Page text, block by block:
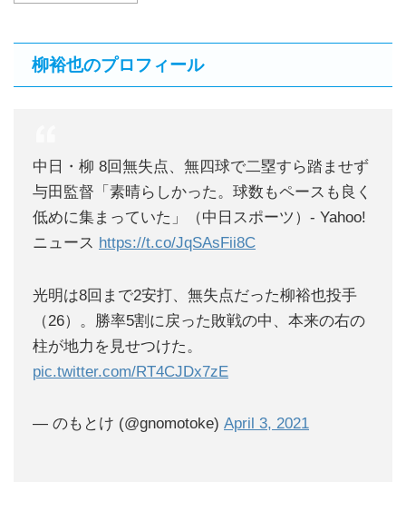
柳裕也のプロフィール
中日・柳 8回無失点、無四球で二塁すら踏ませず
与田監督「素晴らしかった。球数もペースも良く
低めに集まっていた」（中日スポーツ）- Yahoo!
ニュース https://t.co/JqSAsFii8C
光明は8回まで2安打、無失点だった柳裕也投手
（26）。勝率5割に戻った敗戦の中、本来の右の
柱が地力を見せつけた。
pic.twitter.com/RT4CJDx7zE
— のもとけ (@gnomotoke) April 3, 2021